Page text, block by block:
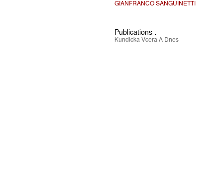
GIANFRANCO SANGUINETTI
Publications :
Kundicka Vcera A Dnes